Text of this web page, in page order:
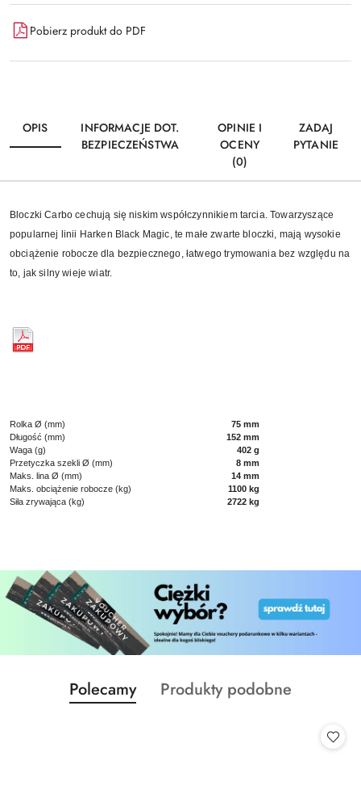
Pobierz produkt do PDF
OPIS
INFORMACJE DOT.
BEZPIECZEŃSTWA
OPINIE I
OCENY
(0)
ZADAJ
PYTANIE
Bloczki Carbo cechują się niskim współczynnikiem tarcia. Towarzyszące
popularnej linii Harken Black Magic, te małe zwarte bloczki, mają wysokie
obciążenie robocze dla bezpiecznego, łatwego trymowania bez względu na
to, jak silny wieje wiatr.
Rolka Ø (mm)
75 mm
Długość (mm)
152 mm
Waga (g)
402 g
Przetyczka szekli Ø (mm)
8 mm
Maks. lina Ø (mm)
14 mm
Maks. obciążenie robocze (kg)
1100 kg
Siła zrywająca (kg)
2722 kg
Pomiń karuzelę produktów
Produkty
o
Polecamy
Produkty
Produkty podobne